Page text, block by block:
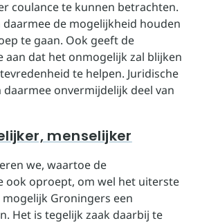
coulance te kunnen betrachten.
de mogelijkheid houden
te gaan. Ook geeft de
aan dat het onmogelijk zal blijken
te helpen. Juridische
onvermijdelijk deel van
menselijker
we, waartoe de
ook oproept, om wel het uiterste
Groningers een
Het is tegelijk zaak daarbij te